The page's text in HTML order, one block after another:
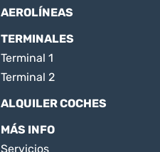
AEROLÍNEAS
TERMINALES
Terminal 1
Terminal 2
ALQUILER COCHES
MÁS INFO
Servicios